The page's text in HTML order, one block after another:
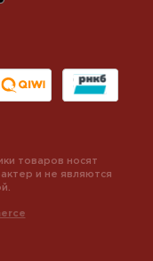
товаров носят
и не являются